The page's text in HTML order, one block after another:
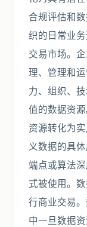
合规评估和
织的日常业
交易市场。
理、管理和
力、组织、
值的数据资
资源转化为
义数据的具
端点或算法
式被使用。
行商业交易
中一旦数据